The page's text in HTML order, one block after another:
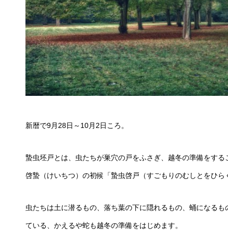
新暦で9月28日～10月2日ころ。
蟄虫坯戸とは、虫たちが巣穴の戸をふさぎ、越冬の準備をする
啓蟄（けいちつ）の初候「蟄虫啓戸（すごもりのむしとをひ
虫たちは土に潜るもの、落ち葉の下に隠れるもの、蛹になる
ている、かえるや蛇も越冬の準備をはじめます。